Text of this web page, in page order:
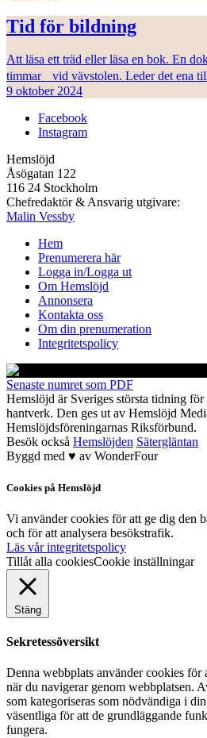
Tid för bildning
Att läsa ett träd eller läsa en bok. En
timmar vid vävstolen. Leder det ena
9 oktober 2024
Facebook
Instagram
Hemslöjd
Åsögatan 122
116 24 Stockholm
Chefredaktör & Ansvarig utgivare:
Malin Vessby
Hem
Prenumerera här
Logga in/Logga ut
Om Hemslöjd
Annonsera
Kontakta oss
Om din prenumeration
Integritetspolicy
Senaste numret som PDF
Hemslöjd är Sveriges största tidning
hantverk. Den ges ut av Hemslöjd
Hemslöjdsföreningarnas Riksförbund.
Besök också Hemslöjden Sätergläntan
Byggd med ♥ av WonderFour
Cookies på Hemslöjd
Vi använder cookies för att ge dig den
och för att analysera besökstrafik.
Läs vår integritetspolicy
Tillåt alla cookiesCookie inställningar
Stäng
Sekretessöversikt
Denna webbplats använder cookies för
när du navigerar genom webbplatsen.
som kategoriseras som nödvändiga i
väsentliga för att de grundläggande
fungera.